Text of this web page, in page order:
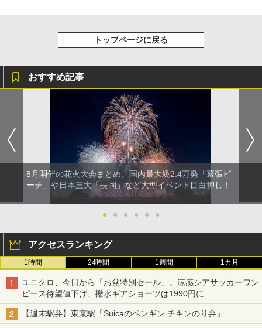
トップページに戻る
おすすめ記事
8月開催の花火大会まとめ。国内最大級2.4万発「幕張ビ
ーチ」や日本三大「長岡」など大型イベント目白押し！
● ● ● ● ● ●
アクセスランキング
1時間 24時間 1週間 1カ月
ユニクロ、今日から「お盆特別セール」。涼感シアサッカーワン
ピース待望値下げ、撥水ギアショーツは1990円に
【週末駅弁】東京駅「Suicaのペンギン チキンのり弁」